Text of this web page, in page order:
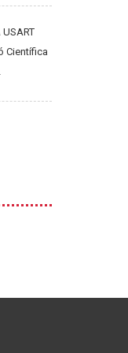
Científica